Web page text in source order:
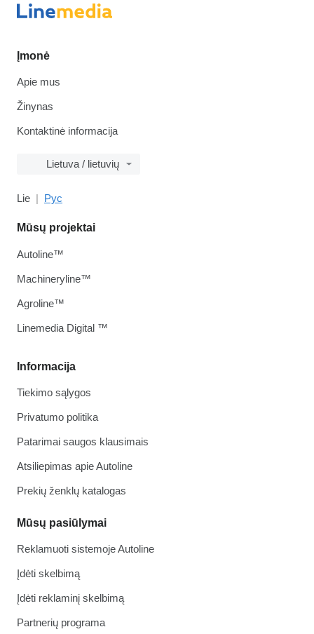
Įmonė
Apie mus
Žinynas
Kontaktinė informacija
Lietuva / lietuvių
Lie Рус
Informacija
Tiekimo sąlygos
Privatumo politika
Patarimai saugos klausimais
Atsiliepimas apie Autoline
Prekių ženklų katalogas
Mūsų pasiūlymai
Reklamuoti sistemoje Autoline
Įdėti skelbimą
Įdėti reklaminį skelbimą
Partnerių programa
Mūsų projektai
Autoline™
Machineryline™
Agroline™
Linemedia Digital ™